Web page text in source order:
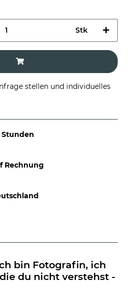
Stk
stellen und individuelles
Rechnung
bin Fotografin, ich
du nicht verstehst -